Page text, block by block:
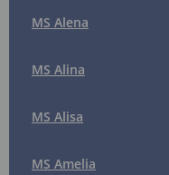
MS Alena
MS Alina
MS Alisa
MS Amelia